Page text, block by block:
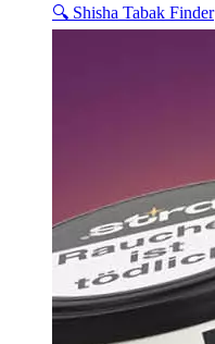
🔍 Shisha Tabak Finder